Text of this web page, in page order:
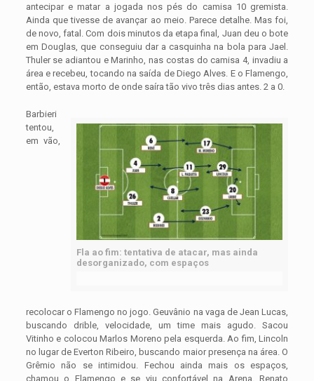
antecipar e matar a jogada nos pés do camisa 10 gremista.
Ainda que tivesse de avançar ao meio. Parece detalhe. Mas foi,
de novo, fatal. Com dois minutos da etapa final, Juan deu o bote
em Douglas, que conseguiu dar a casquinha na bola para Jael.
Thuler se adiantou e Marinho, nas costas do camisa 4, invadiu a
área e recebeu, tocando na saída de Diego Alves. E o Flamengo,
então, estava morto de onde saíra tão vivo três dias antes. 2 a 0.
Fla ao fim: tentativa de atacar, mas ainda
desorganizado, com espaços
Barbieri
tentou,
em vão,
recolocar o Flamengo no jogo. Geuvânio na vaga de Jean Lucas,
buscando drible, velocidade, um time mais agudo. Sacou
Vitinho e colocou Marlos Moreno pela esquerda. Ao fim, Lincoln
no lugar de Everton Ribeiro, buscando maior presença na área. O
Grêmio não se intimidou. Fechou ainda mais os espaços,
chamou o Flamengo e se viu confortável na Arena. Renato